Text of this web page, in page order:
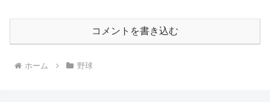
コメントを書き込む
ホーム 野球